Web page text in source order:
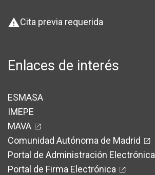
warningCita previa requerida
Enlaces de interés
ESMASA
IMEPE
MAVA
Comunidad Autónoma de Madrid
Portal de Administración Electrónica
Portal de Firma Electrónica